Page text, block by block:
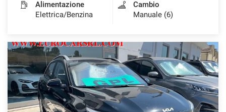
Alimentazione
Elettrica/Benzina
Cambio
Manuale (6)